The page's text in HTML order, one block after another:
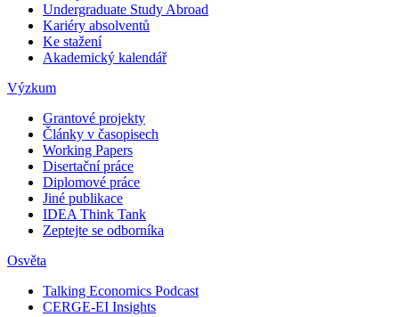
Undergraduate Study Abroad
Kariéry absolventů
Ke stažení
Akademický kalendář
Výzkum
Grantové projekty
Články v časopisech
Working Papers
Disertační práce
Diplomové práce
Jiné publikace
IDEA Think Tank
Zeptejte se odborníka
Osvěta
Talking Economics Podcast
CERGE-EI Insights